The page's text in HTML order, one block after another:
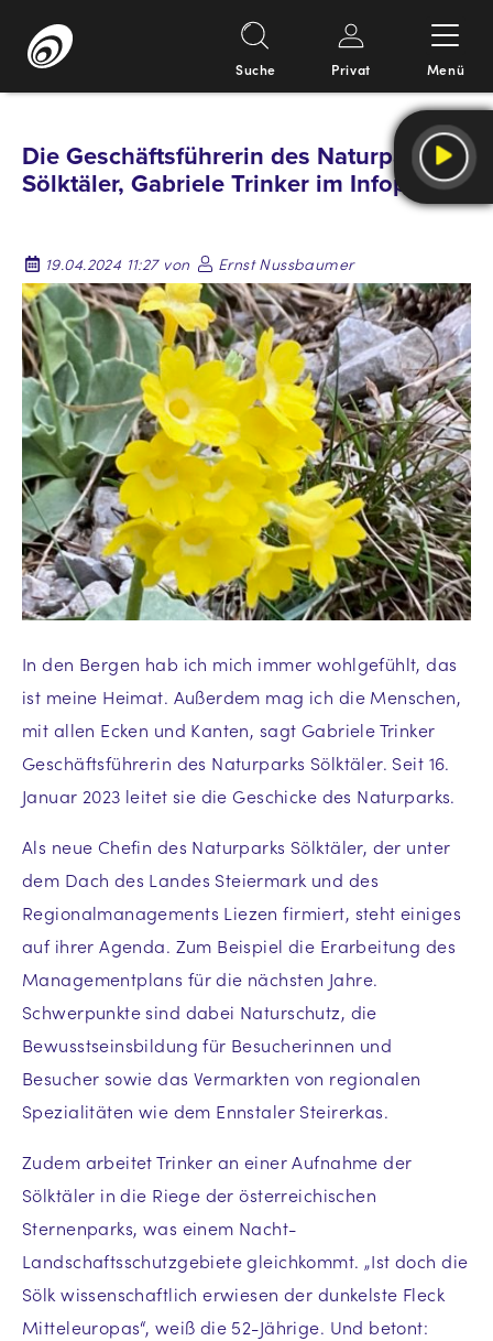
Inhalt
Suche Privat Menü
Die Geschäftsführerin des Naturparks
Sölktäler, Gabriele Trinker im Infopoint.
19.04.2024 11:27 von Ernst Nussbaumer
In den Bergen hab ich mich immer wohlgefühlt, das
ist meine Heimat. Außerdem mag ich die Menschen,
mit allen Ecken und Kanten, sagt Gabriele Trinker
Geschäftsführerin des Naturparks Sölktäler. Seit 16.
Januar 2023 leitet sie die Geschicke des Naturparks.
Als neue Chefin des Naturparks Sölktäler, der unter
dem Dach des Landes Steiermark und des
Regionalmanagements Liezen firmiert, steht einiges
auf ihrer Agenda. Zum Beispiel die Erarbeitung des
Managementplans für die nächsten Jahre.
Schwerpunkte sind dabei Naturschutz, die
Bewusstseinsbildung für Besucherinnen und
Besucher sowie das Vermarkten von regionalen
Spezialitäten wie dem Ennstaler Steirerkas.
Zudem arbeitet Trinker an einer Aufnahme der
Sölktäler in die Riege der österreichischen
Sternenparks, was einem Nacht-
Landschaftsschutzgebiete gleichkommt. „Ist doch die
Sölk wissenschaftlich erwiesen der dunkelste Fleck
Mitteleuropas“, weiß die 52-Jährige. Und betont: